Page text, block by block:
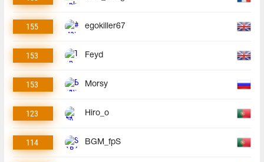
155 egokiller67
153 Feyd
153 Morsy
123 Hiro_o
114 BGM_fpS